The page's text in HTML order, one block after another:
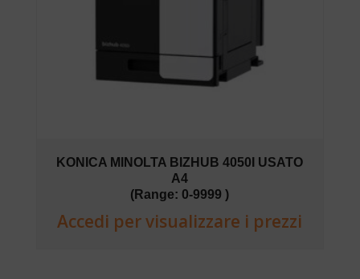
KONICA MINOLTA BIZHUB 4050I USATO
A4
(Range: 0-9999 )
Accedi per visualizzare i prezzi